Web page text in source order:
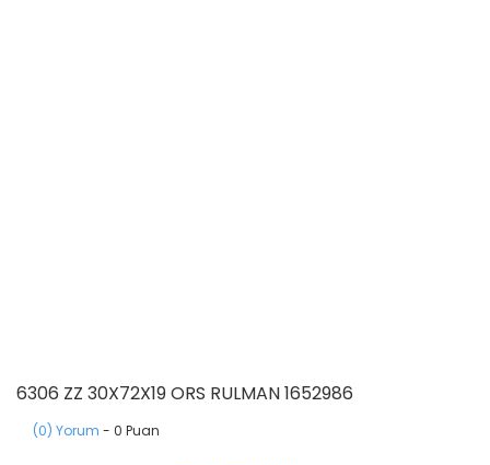
6306 ZZ 30X72X19 ORS RULMAN 1652986
(0) Yorum - 0 Puan